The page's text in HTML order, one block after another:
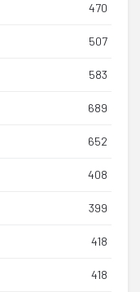
470
507
583
689
652
408
399
418
418